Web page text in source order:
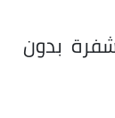
بدون